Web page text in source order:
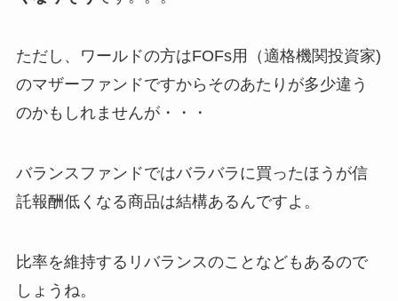
ただし、ワールドの方はFOFs用（適格機関投資家)
のマザーファンドですからそのあたりが多少違う
のかもしれませんが・・・
バランスファンドではバラバラに買ったほうが信
託報酬低くなる商品は結構あるんですよ。
比率を維持するリバランスのことなどもあるので
しょうね。